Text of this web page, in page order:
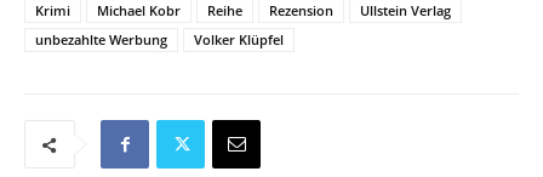
Krimi
Michael Kobr Reihe Rezension
Ullstein Verlag
unbezahlte Werbung
Volker Klüpfel